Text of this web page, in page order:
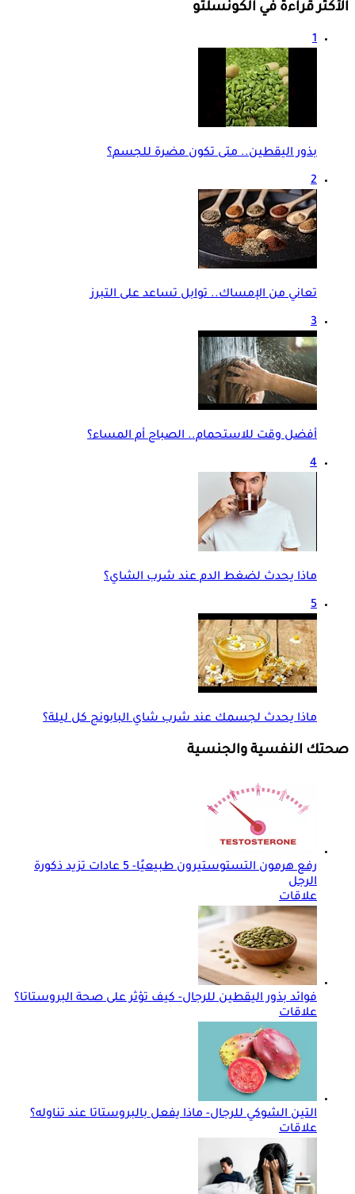
الأكثر قراءة في الكونسلتو
1
بذور اليقطين.. متى تكون مضرة للجسم؟
2
تعاني من الإمساك.. توابل تساعد على التبرز
3
أفضل وقت للاستحمام.. الصباح أم المساء؟
4
ماذا يحدث لضغط الدم عند شرب الشاي؟
5
ماذا يحدث لجسمك عند شرب شاي البابونج كل ليلة؟
صحتك النفسية والجنسية
رفع هرمون التستوستيرون طبيعيًا- 5 عادات تزيد ذكورة
الرجل
علاقات
فوائد بذور اليقطين للرجال- كيف تؤثر على صحة البروستاتا؟
علاقات
التين الشوكي للرجال- ماذا يفعل بالبروستاتا عند تناوله؟
علاقات